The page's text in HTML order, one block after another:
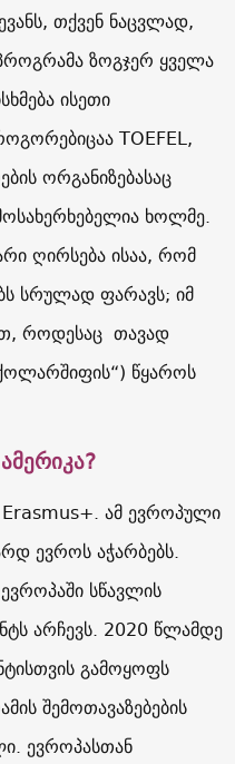
თქვენ ნაცვლად,
ზოგჯერ ყველა
ისეთი
TOEFEL,
ორგანიზებასაც
ხოლმე.
ღირსება ისაა, რომ
სრულად ფარავს; იმ
როდესაც თავად
წყაროს
ამ ევროპული
ევროს აჭარბებს.
სწავლის
არჩევს. 2020 წლამდე
გამოყოფს
შემოთავაზებების
ევროპასთან